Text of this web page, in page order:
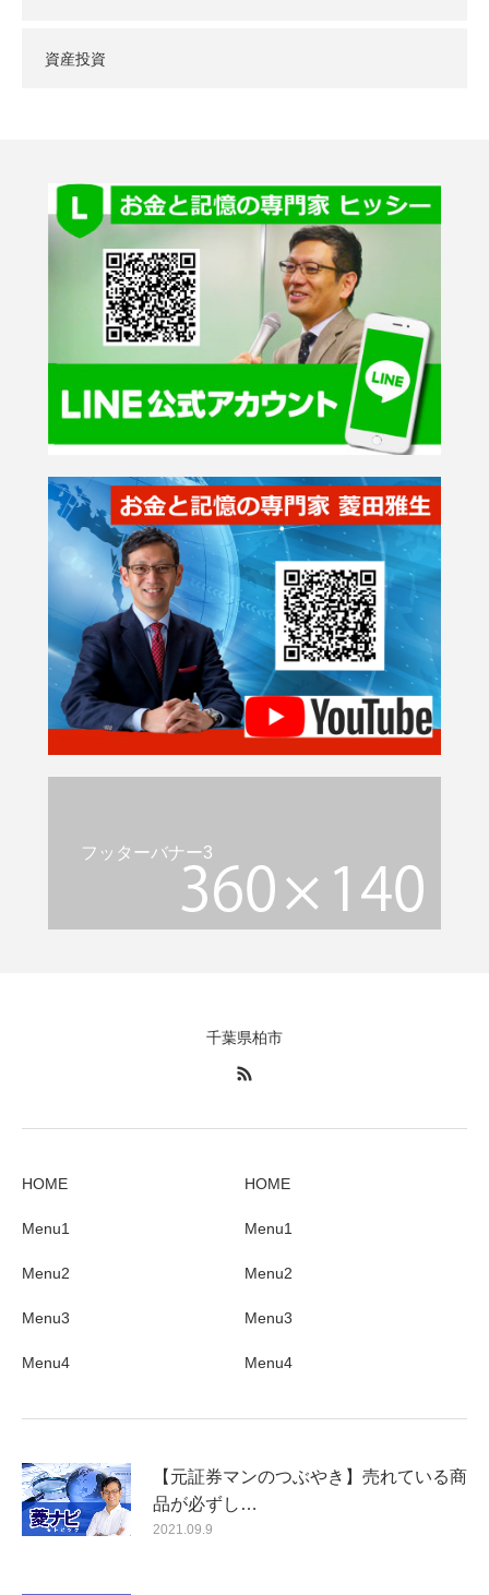
資産投資
フッターバナー3
千葉県柏市
HOME
Menu1
Menu2
Menu3
Menu4
HOME
Menu1
Menu2
Menu3
Menu4
【元証券マンのつぶやき】売れている商
品が必ずし…
2021.09.9